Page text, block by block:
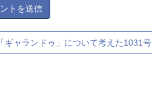
「ギャランドゥ」について考えた1031号